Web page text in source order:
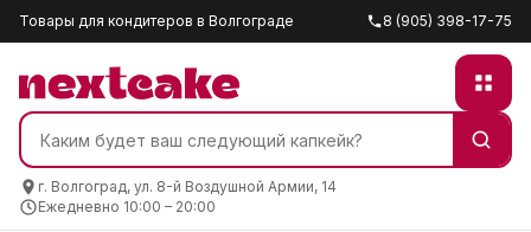
Товары для кондитеров в Волгограде 8 (905) 398-17-75
г. Волгоград, ул. 8-й Воздушной Армии, 14
Ежедневно 10:00 – 20:00